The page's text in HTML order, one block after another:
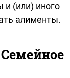
и (или) иного
алименты.